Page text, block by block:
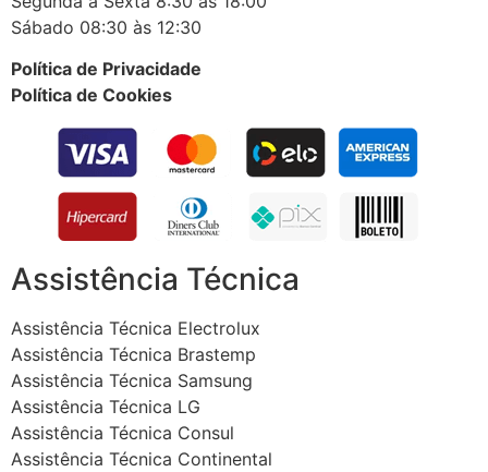
Sábado 08:30 às 12:30
Política de Privacidade
Política de Cookies
Assistência Técnica
Assistência Técnica Electrolux
Assistência Técnica Brastemp
Assistência Técnica Samsung
Assistência Técnica LG
Assistência Técnica Consul
Assistência Técnica Continental